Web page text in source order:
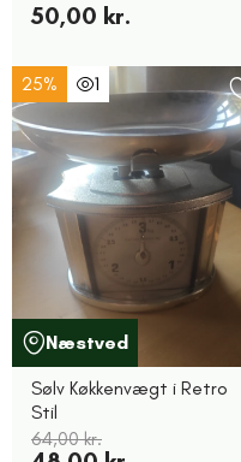
50,00 kr.
25% 1
Næstved
Sølv Køkkenvægt i Retro
Stil
64,00 kr.